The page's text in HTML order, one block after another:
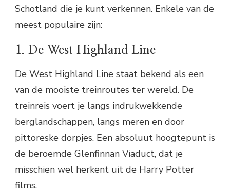
Schotland die je kunt verkennen. Enkele van de
meest populaire zijn:
1. De West Highland Line
De West Highland Line staat bekend als een
van de mooiste treinroutes ter wereld. De
treinreis voert je langs indrukwekkende
berglandschappen, langs meren en door
pittoreske dorpjes. Een absoluut hoogtepunt is
de beroemde Glenfinnan Viaduct, dat je
misschien wel herkent uit de Harry Potter
films.